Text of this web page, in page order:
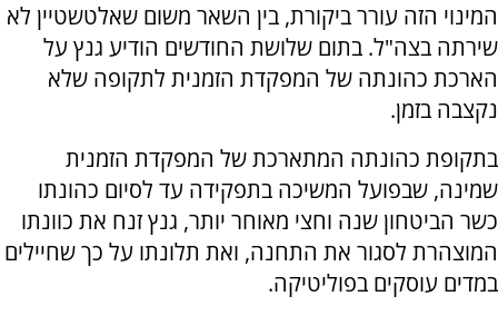
המינוי הזה עורר ביקורת, בין השאר משום שאלטשטיין לא
שירתה בצה"ל. בתום שלושת החודשים הודיע גנץ על
הארכת כהונתה של המפקדת הזמנית לתקופה שלא
נקצבה בזמן.
בתקופת כהונתה המתארכת של המפקדת הזמנית
שמינה, שבפועל המשיכה בתפקידה עד לסיום כהונתו
כשר הביטחון שנה וחצי מאוחר יותר, גנץ זנח את כוונתו
המוצהרת לסגור את התחנה, ואת תלונתו על כך שחיילים
במדים עוסקים בפוליטיקה.